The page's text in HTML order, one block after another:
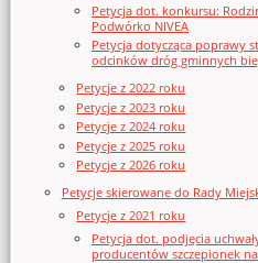
Petycja dot. konkursu:
Podwórko NIVEA
Petycja dotycząca poprawy
odcinków dróg gminnych
Petycje z 2022 roku
Petycje z 2023 roku
Petycje z 2024 roku
Petycje z 2025 roku
Petycje z 2026 roku
Petycje skierowane do Rady
Petycje z 2021 roku
Petycja dot. podjęcia
producentów szczepionek